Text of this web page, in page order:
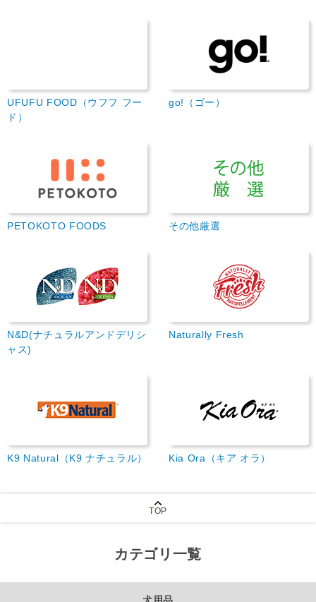
UFUFU FOOD（ウフフ フー
ド）
go!（ゴー）
PETOKOTO FOODS その他厳選
N&D(ナチュラルアンドデリシ
ャス)
Naturally Fresh
K9 Natural（K9 ナチュラル） Kia Ora（キア オラ）
TOP
カテゴリ一覧